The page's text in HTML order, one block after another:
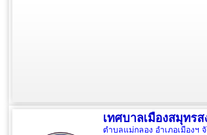
เทศบาลเมืองสมุทรส
ตำบลแม่กลอง อำเภอเมืองฯ